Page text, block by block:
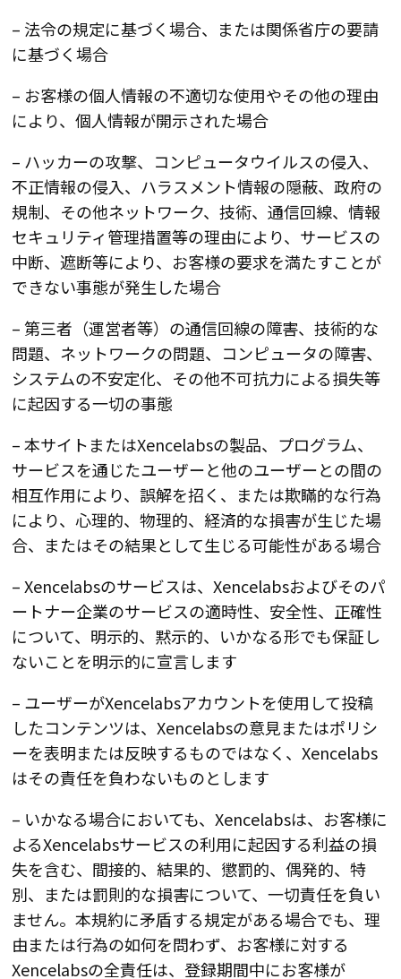
– 法令の規定に基づく場合、または関係省庁の要請
に基づく場合
– お客様の個人情報の不適切な使用やその他の理由
により、個人情報が開示された場合
– ハッカーの攻撃、コンピュータウイルスの侵入、
不正情報の侵入、ハラスメント情報の隠蔽、政府の
規制、その他ネットワーク、技術、通信回線、情報
セキュリティ管理措置等の理由により、サービスの
中断、遮断等により、お客様の要求を満たすことが
できない事態が発生した場合
– 第三者（運営者等）の通信回線の障害、技術的な
問題、ネットワークの問題、コンピュータの障害、
システムの不安定化、その他不可抗力による損失等
に起因する一切の事態
– 本サイトまたはXencelabsの製品、プログラム、
サービスを通じたユーザーと他のユーザーとの間の
相互作用により、誤解を招く、または欺瞞的な行為
により、心理的、物理的、経済的な損害が生じた場
合、またはその結果として生じる可能性がある場合
– Xencelabsのサービスは、Xencelabsおよびそのパ
ートナー企業のサービスの適時性、安全性、正確性
について、明示的、黙示的、いかなる形でも保証し
ないことを明示的に宣言します
– ユーザーがXencelabsアカウントを使用して投稿
したコンテンツは、Xencelabsの意見またはポリシ
ーを表明または反映するものではなく、Xencelabs
はその責任を負わないものとします
– いかなる場合においても、Xencelabsは、お客様に
よるXencelabsサービスの利用に起因する利益の損
失を含む、間接的、結果的、懲罰的、偶発的、特
別、または罰則的な損害について、一切責任を負い
ません。本規約に矛盾する規定がある場合でも、理
由または行為の如何を問わず、お客様に対する
Xencelabsの全責任は、登録期間中にお客様が